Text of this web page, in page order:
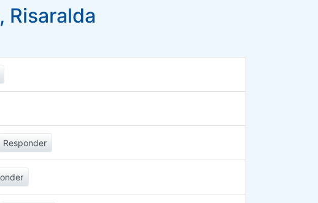
Risaralda
Responder